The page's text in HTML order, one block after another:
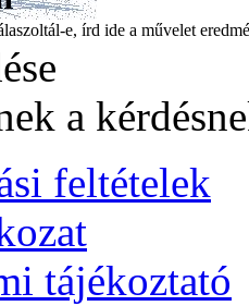
e, írd ide a művelet
a
feltételek
tájékoztató